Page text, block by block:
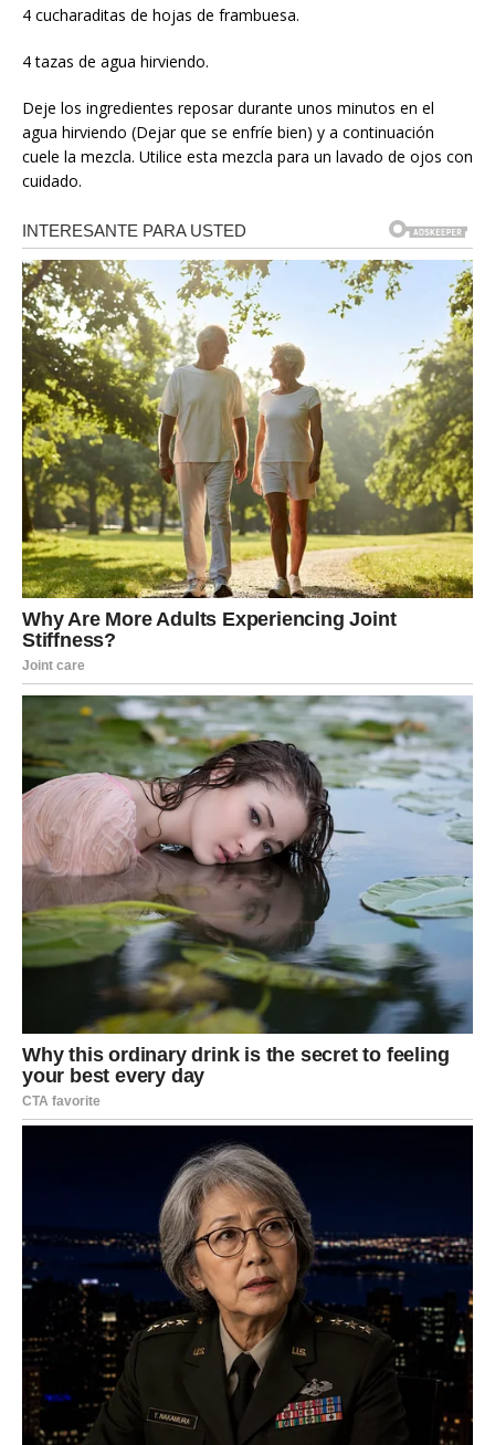
4 cucharaditas de hojas de frambuesa.
4 tazas de agua hirviendo.
Deje los ingredientes reposar durante unos minutos en el
agua hirviendo (Dejar que se enfríe bien) y a continuación
cuele la mezcla. Utilice esta mezcla para un lavado de ojos con
cuidado.